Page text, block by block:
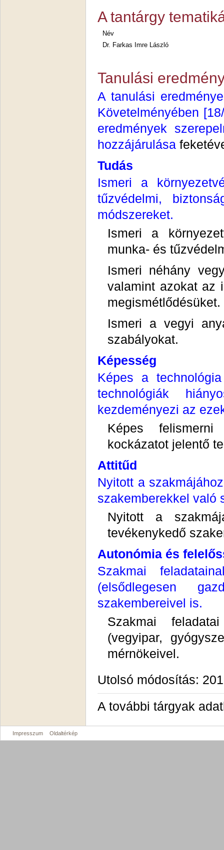
A tantárgy
Név
Dr. Farkas Imre László
Tanulási
A tanulási
Követelményében
eredmények
hozzájárulása
Tudás
Ismeri a
tűzvédelmi,
módszereket.
Ismeri a
munka- és
Ismeri néhány
valamint azokat az
megismétlődésüket.
Ismeri a vegyi
szabályokat.
Képesség
Képes a
technológiák
kezdeményezi az
Képes
kockázatot jelentő
Attitűd
Nyitott a
szakemberekkel való
Nyitott a
tevékenykedő
Autonómia és
Szakmai
(elsődlegesen
szakembereivel is.
Szakmai
(vegyipar,
mérnökeivel.
Utolsó módosítás:
A további tárgyak
Impresszum Oldaltérkép